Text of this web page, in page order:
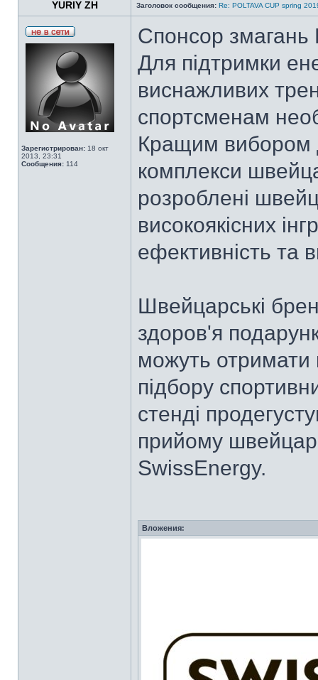
YURIY ZH Заголовок сообщения: Re: POLTAVA CUP spring
Зарегистрирован: 18 окт
2013, 23:31
Сообщения: 114
Спонсор змагань
Для підтримки
виснажливих
спортсменам
Кращим вибором
комплекси
розроблені
високоякісних
ефективність та
Швейцарські
здоров'я
можуть отримати
підбору
стенді
прийому
SwissEnergy.
Вложения: